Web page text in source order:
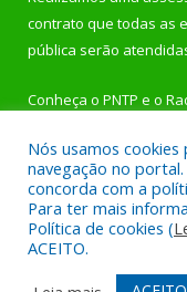
contrato que todas as
pública serão
Conheça o PNTP e o
Todos os
Nós usamos
navegação no
concorda com a
Para ter mais
Política de cookies (
ACEITO.